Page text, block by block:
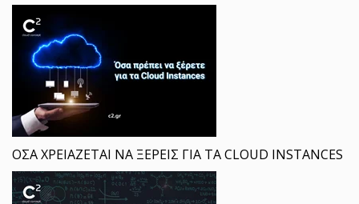
ΟΣΑ ΧΡΕΙΑΖΕΤΑΙ ΝΑ ΞΕΡΕΙΣ ΓΙΑ ΤΑ CLOUD INSTANCES